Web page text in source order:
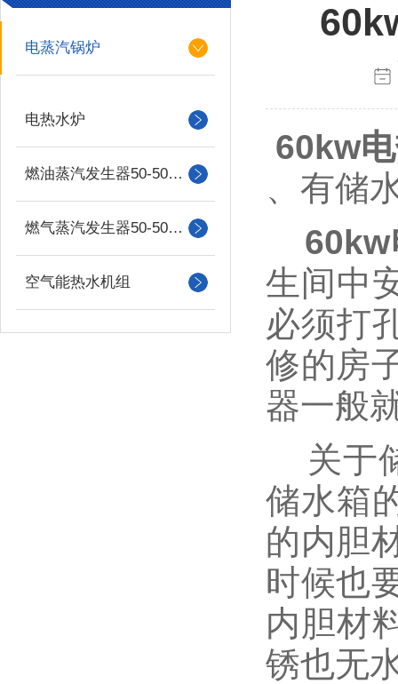
电蒸汽锅炉
电热水炉
燃油蒸汽发生器50-500kg
燃气蒸汽发生器50-500kg
空气能热水机组
60kw
、有储
60kw
生间中
必须打
修的房
器一般
关于
储水箱
的内胆
时候也
内胆材
锈也无